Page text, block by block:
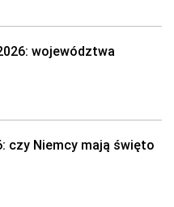
województwa
czy Niemcy mają święto